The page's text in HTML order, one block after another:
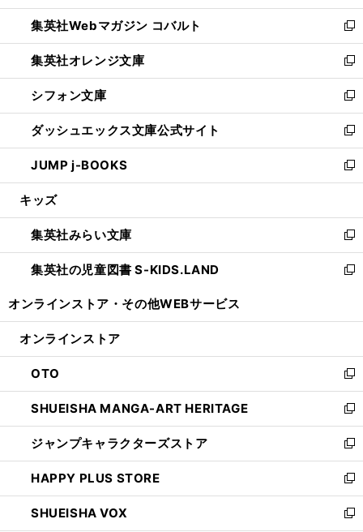
開
く
ウ
で
開
く
ン
ド
ウ
で
開
く
ウ
ィ
ン
ド
ウ
で
開
く
集英社Webマガジン コバルト
新
し
い
ウ
ィ
ン
ド
ウ
で
開
集英社オレンジ文庫
新
し
い
ウ
ィ
ン
ド
ウ
開
く
シフォン文庫
新
し
い
ウ
ィ
ン
ウ
で
開
く
ダッシュエックス文庫公式サイト
新
し
い
ウ
ン
ド
ウ
で
JUMP j-BOOKS
新
し
ウ
ィ
ン
ド
開
キッズ
集英社みらい文庫
新
し
い
ン
ウ
で
開
く
集英社の児童図書 S-KIDS.LAND
新
ウ
ン
ド
ウ
で
開
く
オンラインストア・ その他WEBサービス
オンラインストア
OTO
新
し
い
ウ
ィ
ン
ド
ウ
で
SHUEISHA MANGA-ART HERITAGE
新
し
い
ウ
ィ
ン
ド
ジャンプキャラクターズストア
新
し
い
ウ
ィ
HAPPY PLUS STORE
新
し
い
SHUEISHA VOX
新